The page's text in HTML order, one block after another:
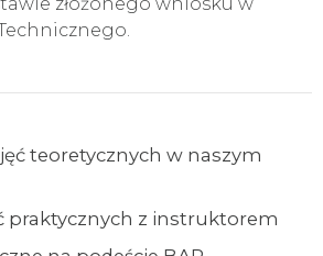
teoretycznych w naszym
praktycznych z instruktorem